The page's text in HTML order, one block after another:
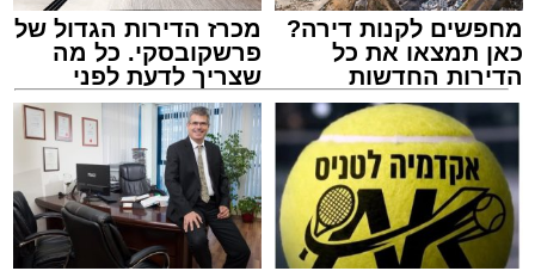
מעוניינים להגיב? לדווח ? צרו איתנו קשר במייל -
ASHDODS@ISNET.CO.IL
צילום: דוברות איחוד הצלה
עופר אשטוקר / 15:32 07.08.26
מחפשים לקנות דירה?
כאן תמצאו את כל
הדירות החדשות
למכירה באשדוד >>>
מכרז הדירות הגדול של
פרשקובסקי. כל מה
שצריך לדעת לפני
שמגישים הצעה לדירה
באשדוד